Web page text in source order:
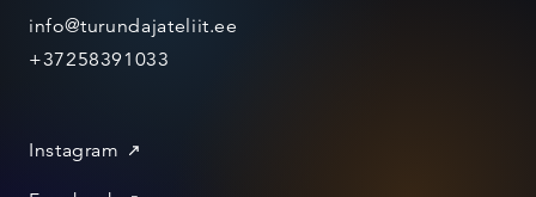
info@turundajateliit.ee
+37258391033
Instagram